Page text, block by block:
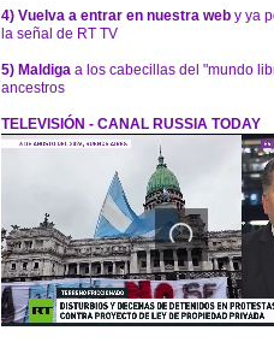
4) Vuelva a entrar en nuestra web y ya
la señal de RT TV
5) Maldiga a los cabecillas del "mundo
ancestros
TELEVISIÓN - CANAL RUSSIA TODAY